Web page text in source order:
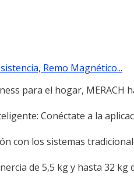
Remo Magnético...
para el hogar, MERACH
Conéctate a la
con los sistemas
de 5,5 kg y hasta 32